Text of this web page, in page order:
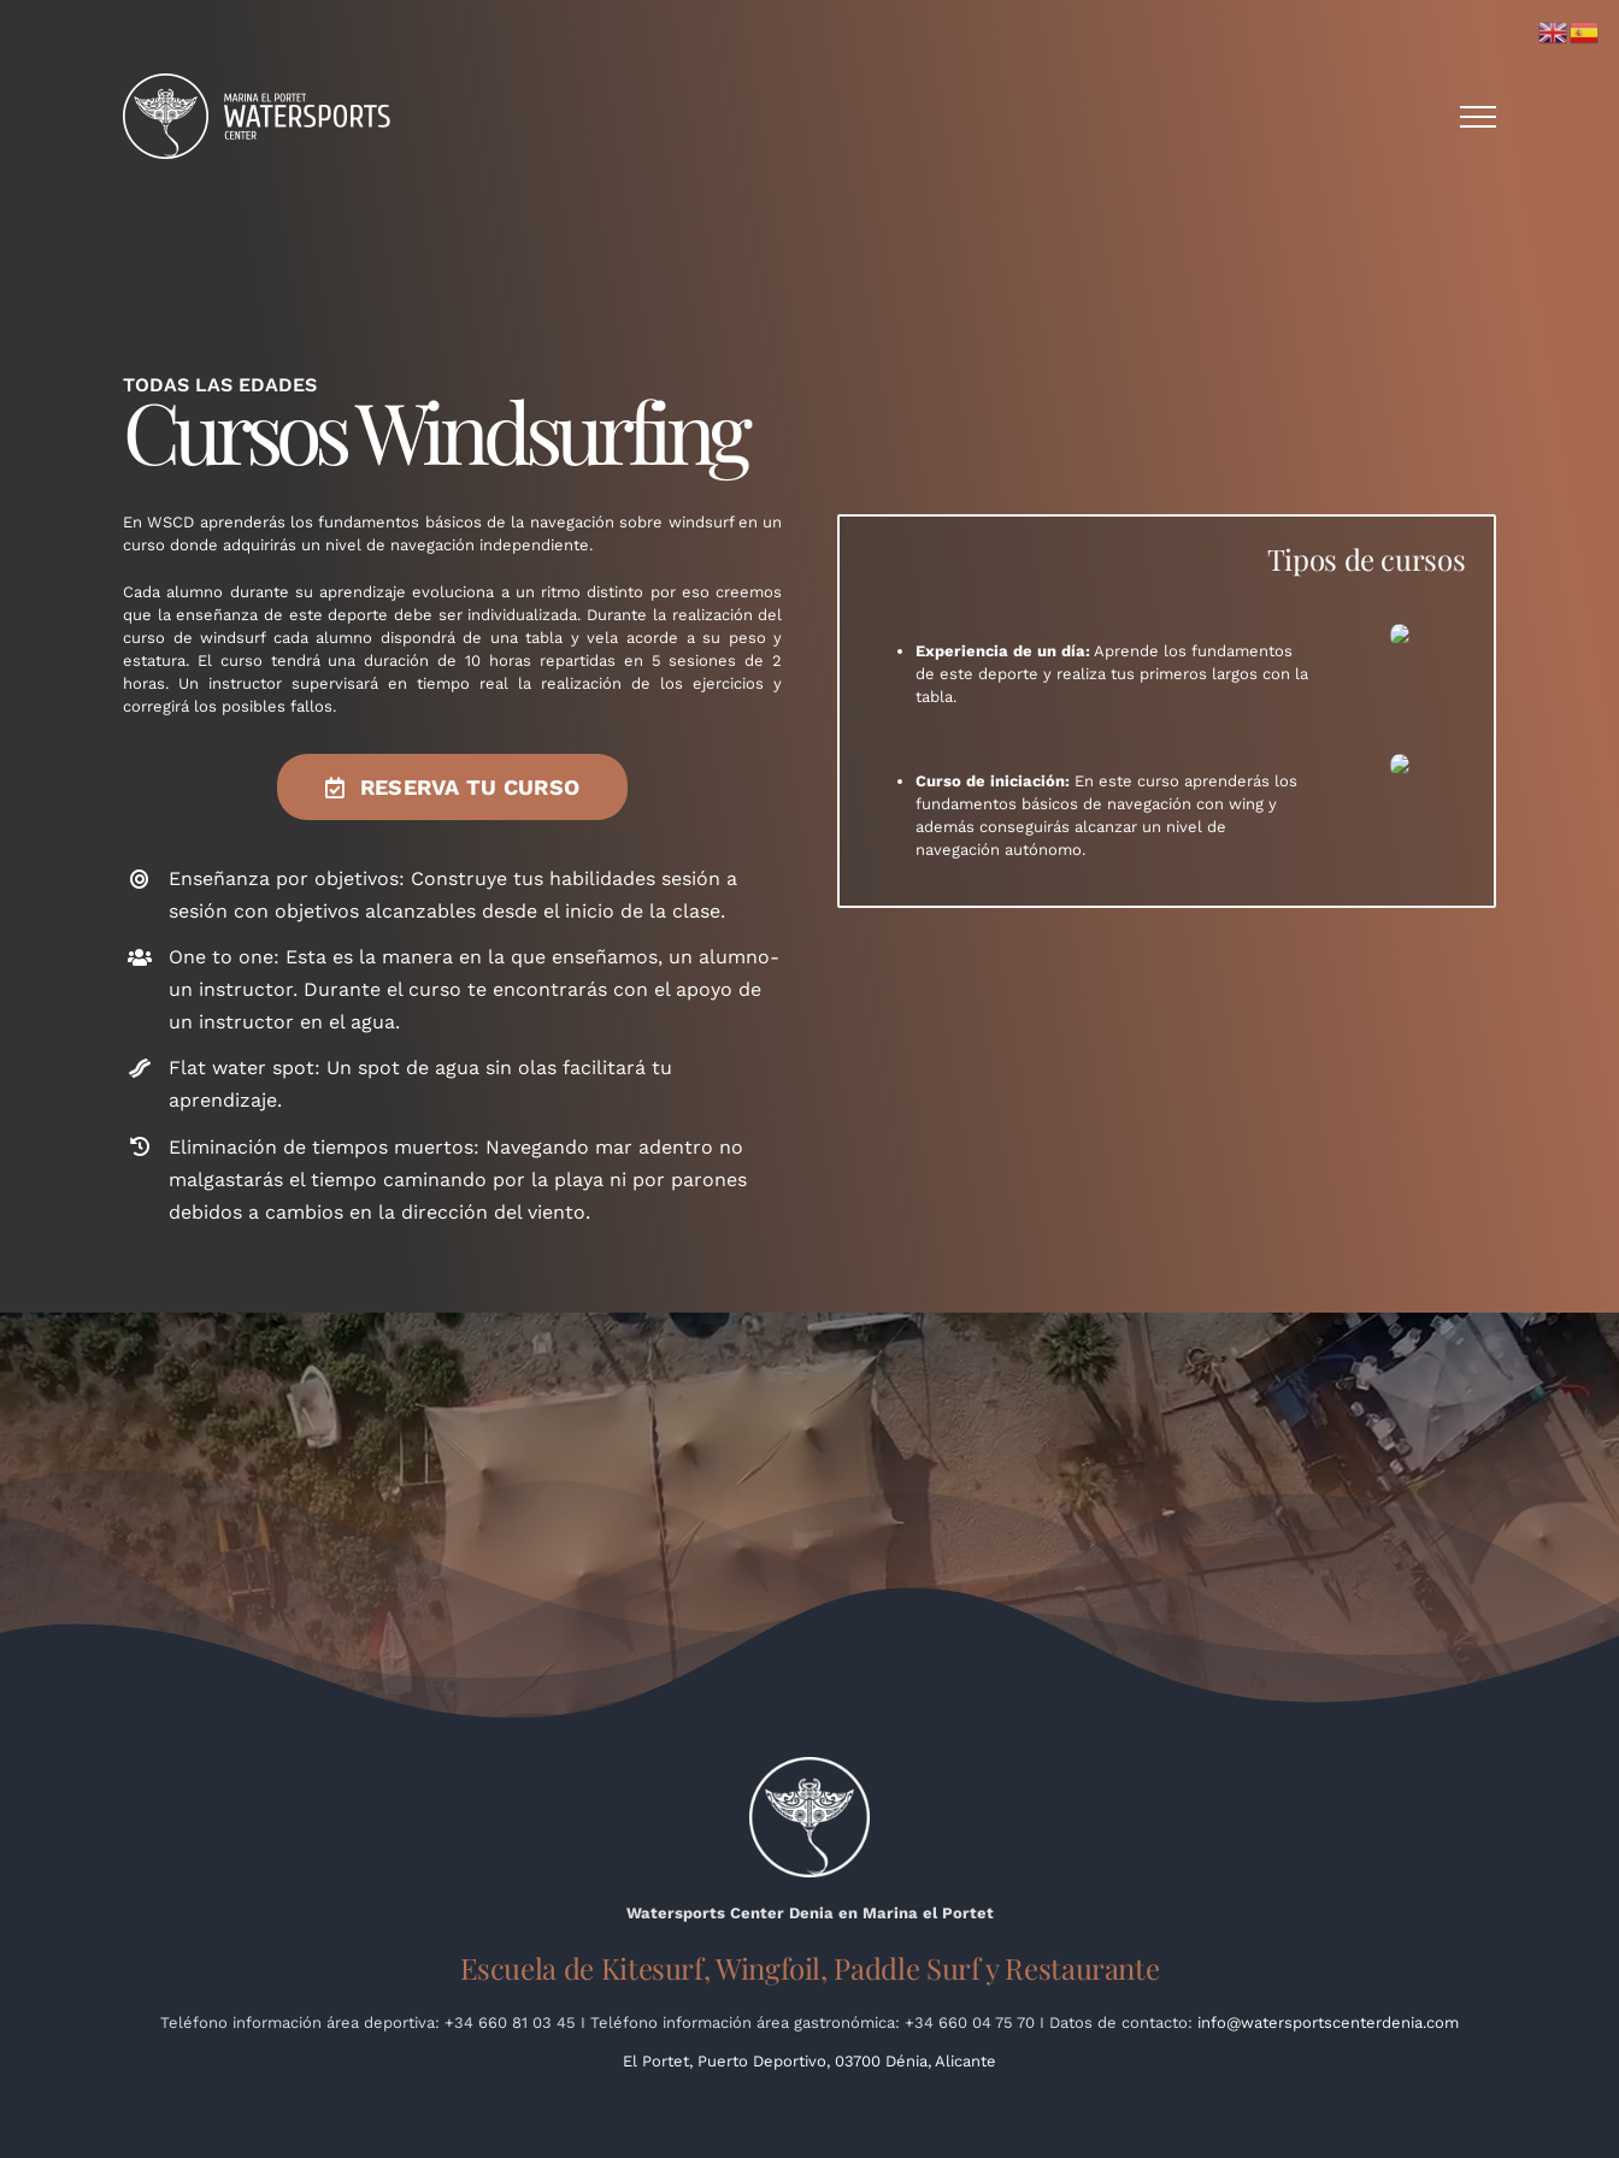
TODAS LAS EDADES
Cursos Windsurfing
En WSCD aprenderás los fundamentos básicos de la navegación sobre windsurf en un
curso donde adquirirás un nivel de navegación independiente.
Cada alumno durante su aprendizaje evoluciona a un ritmo distinto por eso creemos
que la enseñanza de este deporte debe ser individualizada. Durante la realización del
curso de windsurf cada alumno dispondrá de una tabla y vela acorde a su peso y
estatura. El curso tendrá una duración de 10 horas repartidas en 5 sesiones de 2
horas. Un instructor supervisará en tiempo real la realización de los ejercicios y
corregirá los posibles fallos.
RESERVA TU CURSO
Enseñanza por objetivos: Construye tus habilidades sesión a
sesión con objetivos alcanzables desde el inicio de la clase.
One to one: Esta es la manera en la que enseñamos, un alumno-
un instructor. Durante el curso te encontrarás con el apoyo de
un instructor en el agua.
Flat water spot: Un spot de agua sin olas facilitará tu
aprendizaje.
Eliminación de tiempos muertos: Navegando mar adentro no
malgastarás el tiempo caminando por la playa ni por parones
debidos a cambios en la dirección del viento.
Tipos de cursos
Experiencia de un día: Aprende los fundamentos
de este deporte y realiza tus primeros largos con la
tabla.
Curso de iniciación: En este curso aprenderás los
fundamentos básicos de navegación con wing y
además conseguirás alcanzar un nivel de
navegación autónomo.
Watersports Center Denia en Marina el Portet
Escuela de Kitesurf, Wingfoil, Paddle Surf y Restaurante
Teléfono información área deportiva: +34 660 81 03 45 I Teléfono información área gastronómica: +34 660 04 75 70 I Datos de contacto: info@watersportscenterdenia.com
El Portet, Puerto Deportivo, 03700 Dénia, Alicante